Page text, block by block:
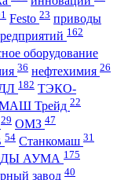
Festo 23 приводы
162
оборудование
36 нефтехимия 26
182 ТЭКО-
Трейд 22
29 ОМЗ 47
54 Станкомаш 31
АУМА 175
завод 40